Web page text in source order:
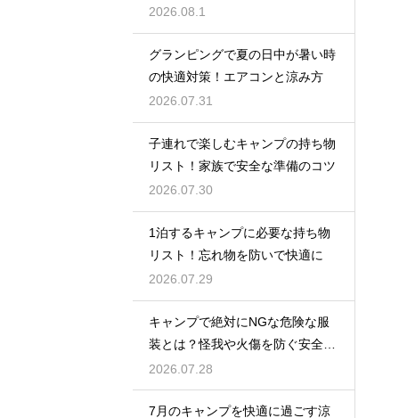
2026.08.1
グランピングで夏の日中が暑い時
の快適対策！エアコンと涼み方
2026.07.31
子連れで楽しむキャンプの持ち物
リスト！家族で安全な準備のコツ
2026.07.30
1泊するキャンプに必要な持ち物
リスト！忘れ物を防いで快適に
2026.07.29
キャンプで絶対にNGな危険な服
装とは？怪我や火傷を防ぐ安全対
策
2026.07.28
7月のキャンプを快適に過ごす涼